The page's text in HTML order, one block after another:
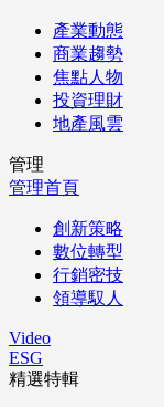
產業動態
商業趨勢
焦點人物
投資理財
地產風雲
管理
管理首頁
創新策略
數位轉型
行銷密技
領導馭人
Video
ESG
精選特輯